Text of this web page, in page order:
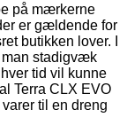
på mærkerne
er gældende for
butikken lover. I
man stadigvæk
tid vil kunne
Terra CLX EVO
til en dreng